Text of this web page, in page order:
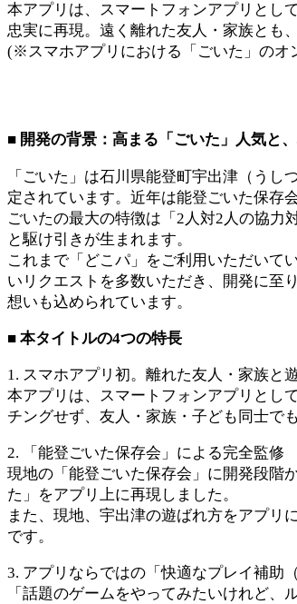
本アプリは、スマートフォンアプリとし
忠実に再現。遠く離れた友人・家族とも
(※スマホアプリにおける「ごいた」のオ
■ 開発の背景：高まる「ごいた」人気と
「ごいた」は石川県能登町宇出津（う
定されています。近年は能登ごいた保存
ごいたの最大の特徴は「2人対2人の協力
と駆け引きが生まれます。
これまで「どこパ」をご利用いただいて
いリクエストを多数いただき、開発に至
想いも込められています。
■ 本タイトルの4つの特長
1. スマホアプリ初。離れた友人・家族と
本アプリは、スマートフォンアプリとし
チングせず、友人・家族・子ども同士で
2. 「能登ごいた保存会」による完全監修
現地の「能登ごいた保存会」に開発段階
た」をアプリ上に再現しました。
また、現地、宇出津の遊ばれ方をアプリ
です。
3. アプリならではの「快適なプレイ補助
「話題のゲームをやってみたいけれど